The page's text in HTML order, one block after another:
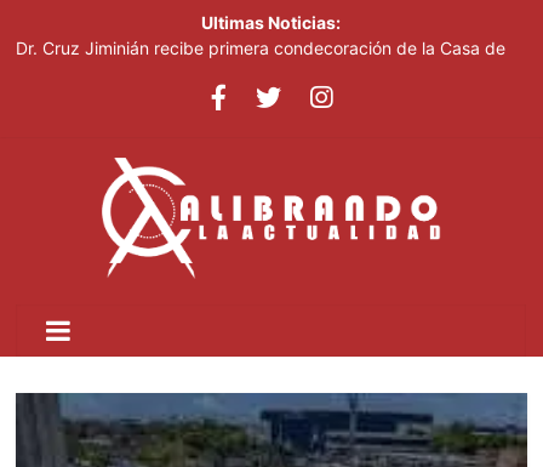
Ultimas Noticias:
Dr. Cruz Jiminián recibe primera condecoración de la Casa de
El mundo del fútbol despide a Jorge Messi, padre del astro
Johnny Pujols: "Hay decenas de miles de ciudadanos que
quieren inscribirse en el PLD"
César Fernández acusa al Gobierno de presentar logros que no
reflejan la realidad económica